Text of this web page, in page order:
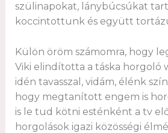
szülinapokat, lánybúcsúkat
koccintottunk és együtt
Külön öröm számomra, hogy
Viki elindította a táska horgoló
idén tavasszal, vidám, élénk
hogy megtanított engem is
is le tud kötni esténként a tv
horgolások igazi közösségi